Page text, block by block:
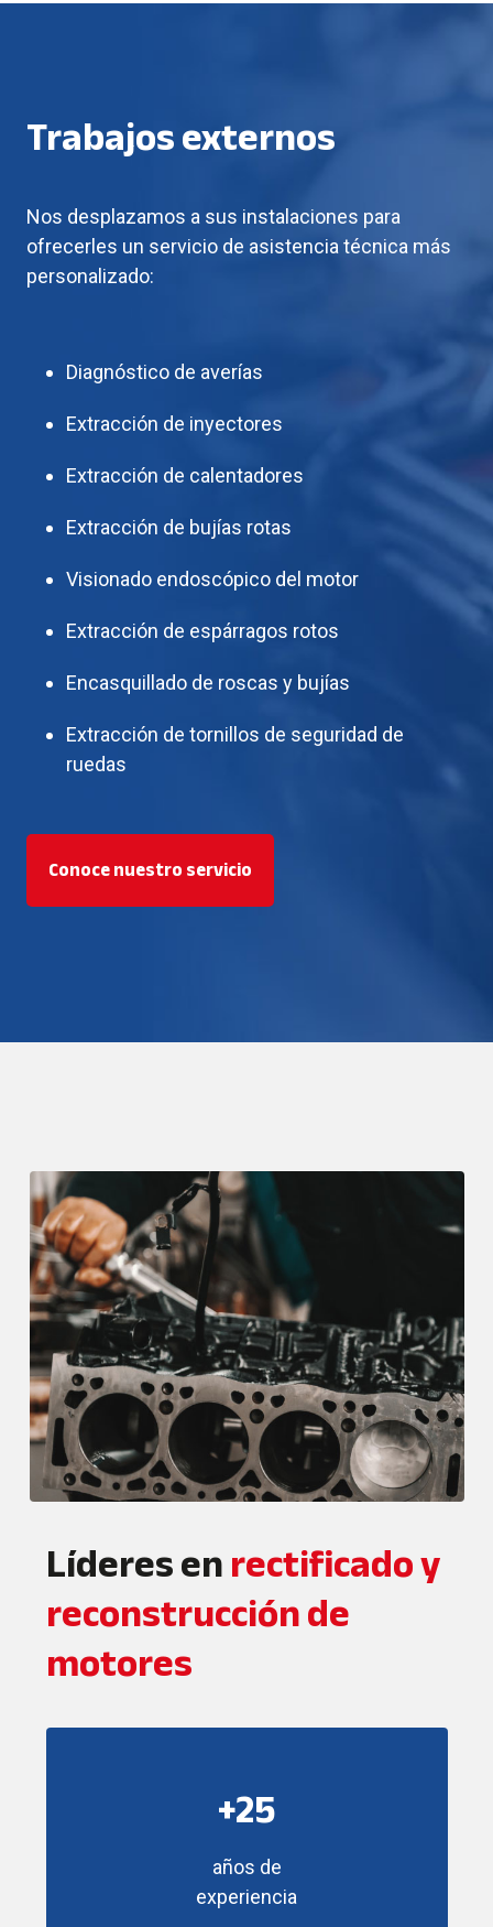
Trabajos externos
Nos desplazamos a sus instalaciones para
ofrecerles un servicio de asistencia técnica más
personalizado:
Diagnóstico de averías
Extracción de inyectores
Extracción de calentadores
Extracción de bujías rotas
Visionado endoscópico del motor
Extracción de espárragos rotos
Encasquillado de roscas y bujías
Extracción de tornillos de seguridad de
ruedas
Conoce nuestro servicio
Líderes enrectificado y
reconstrucción de
motores
+25
años de
experiencia